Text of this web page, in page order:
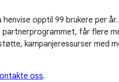
opptil 99 brukere per år.
får flere
kampanjeressurser med
oss.